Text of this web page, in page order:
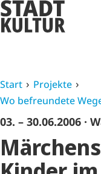
Start
Projekte
Wo befreundete
03. – 30.06.2006 ·